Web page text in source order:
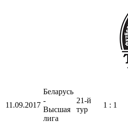
11.09.2017
Беларусь
-
Высшая
лига
21-й
тур
1 : 1